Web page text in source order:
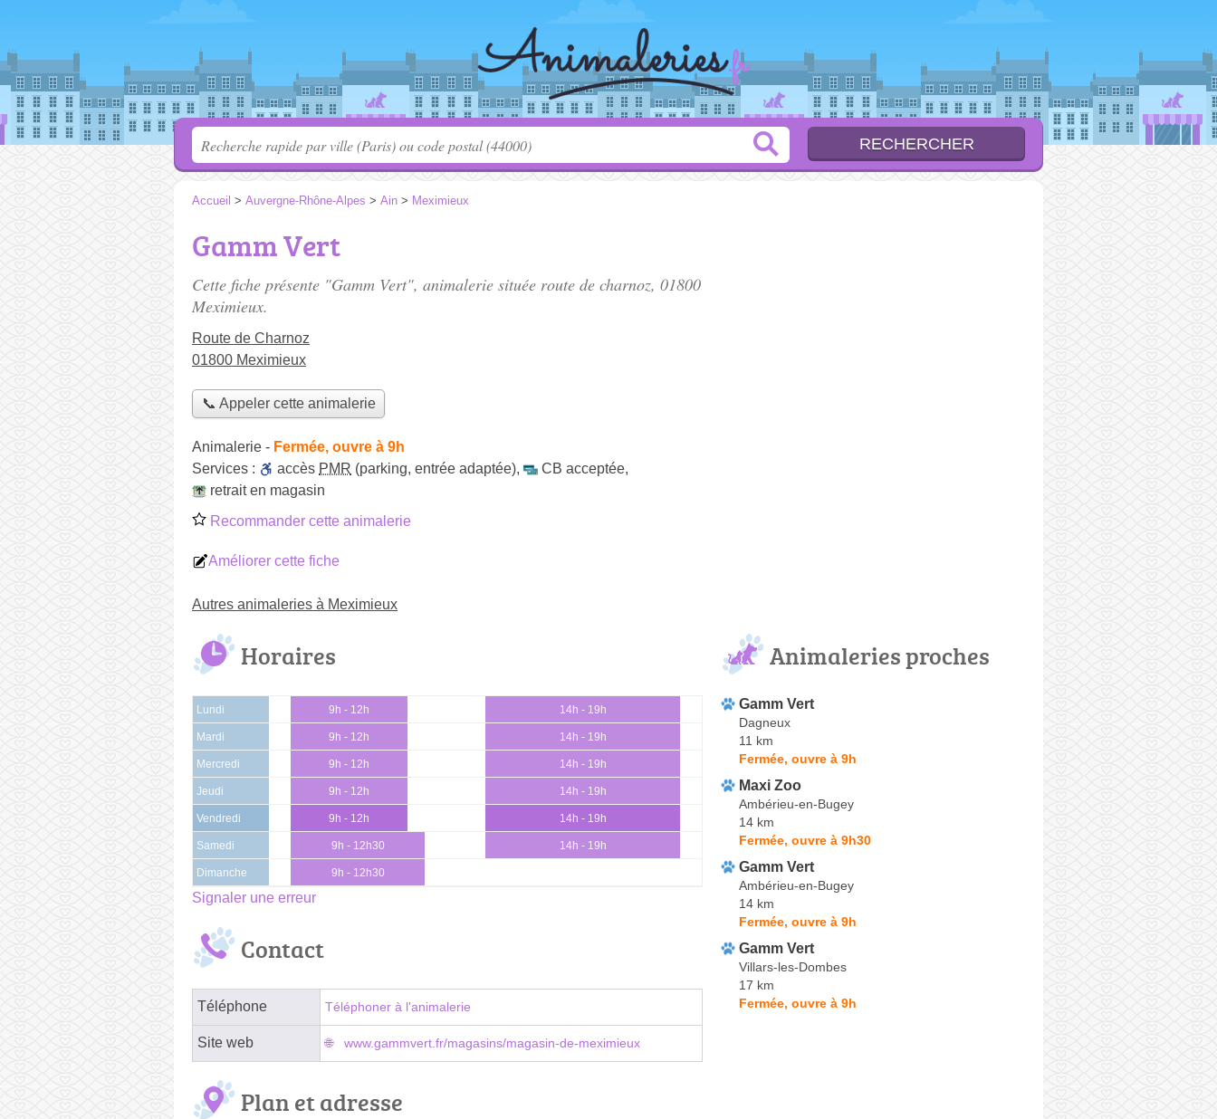
Accueil > Auvergne-Rhône-Alpes > Ain > Meximieux
Gamm Vert
Cette fiche présente "Gamm Vert", animalerie située route de charnoz, 01800
Meximieux.
Route de Charnoz
01800 Meximieux
📞 Appeler cette animalerie
Animalerie - Fermée, ouvre à 9h
Services :
accès PMR (parking, entrée adaptée), CB acceptée,
retrait en magasin
Recommander cette animalerie
Améliorer cette fiche
Autres animaleries à Meximieux
Horaires
Lundi 9h - 12h 14h - 19h
Mardi 9h - 12h 14h - 19h
Mercredi 9h - 12h 14h - 19h
Jeudi 9h - 12h 14h - 19h
Vendredi 9h - 12h 14h - 19h
Samedi 9h - 12h30 14h - 19h
Dimanche 9h - 12h30
Signaler une erreur
Contact
Téléphone Téléphoner à l'animalerie
Site web www.gammvert.fr/magasins/magasin-de-meximieux
Plan et adresse
Animaleries proches
Gamm Vert
Dagneux
11 km
Fermée, ouvre à 9h
Maxi Zoo
Ambérieu-en-Bugey
14 km
Fermée, ouvre à 9h30
Gamm Vert
Ambérieu-en-Bugey
14 km
Fermée, ouvre à 9h
Gamm Vert
Villars-les-Dombes
17 km
Fermée, ouvre à 9h